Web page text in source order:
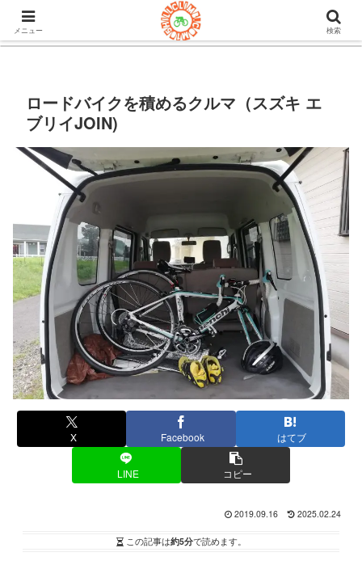
105ヒルクライム.comはロードバイク&グラベルのブログ。機材や
チューブレスタイヤのインプレや房総半島ライドの情報など。
ロードバイクを積めるクルマ（スズキ エ
ブリイJOIN)
X Facebook はてブ
LINE コピー
2019.09.16 2025.02.24
この記事は約5分で読めます。
メニュー 検索